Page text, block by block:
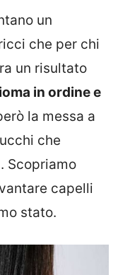
un
che per chi
un risultato
in ordine e
la messa a
che
Scopriamo
capelli
stato.